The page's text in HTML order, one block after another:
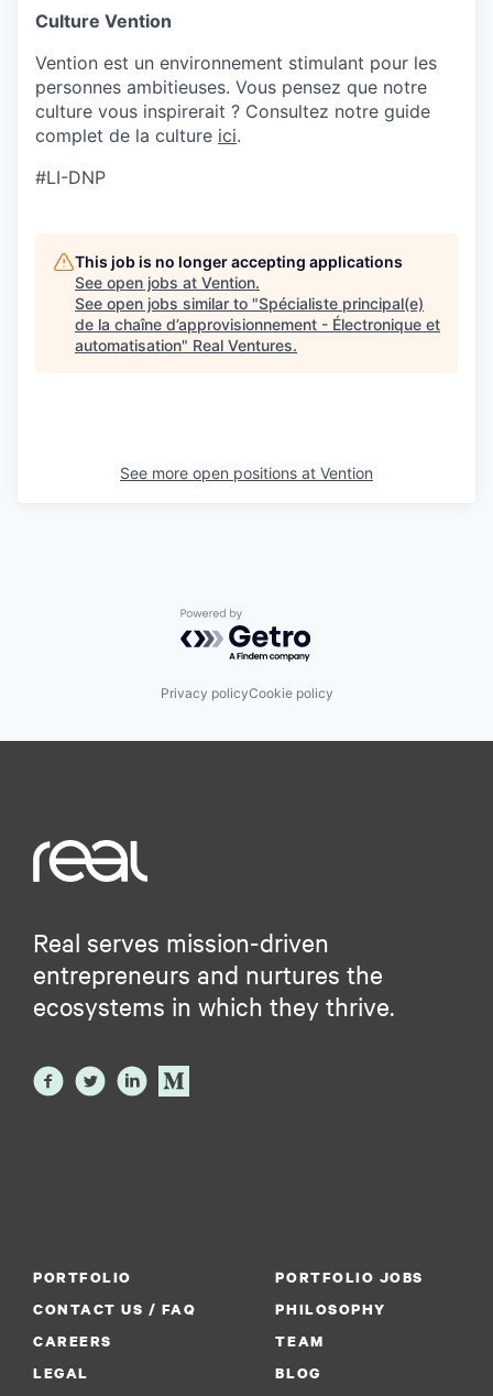
Culture Vention
Vention est un environnement stimulant pour les
personnes ambitieuses. Vous pensez que notre
culture vous inspirerait ? Consultez notre guide
complet de la culture ici.
#LI-DNP
This job is no longer accepting applications
See open jobs at Vention.
See open jobs similar to "Spécialiste principal(e)
de la chaîne d’approvisionnement - Électronique et
automatisation" Real Ventures.
See more open positions at Vention
Powered by Getro.com
Privacy policyCookie policy
Real serves mission-driven
entrepreneurs and nurtures the
ecosystems in which they thrive.
PORTFOLIO
PORTFOLIO JOBS
CONTACT US / FAQ
PHILOSOPHY
CAREERS
TEAM
LEGAL
BLOG